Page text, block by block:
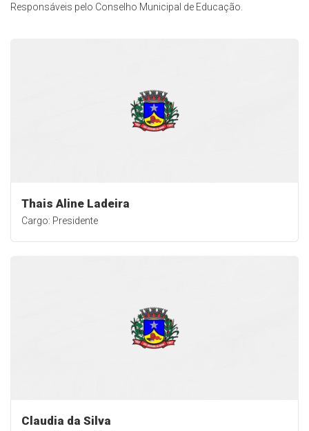
Responsáveis pelo Conselho Municipal de Educação.
Thais Aline Ladeira
Cargo: Presidente
Claudia da Silva